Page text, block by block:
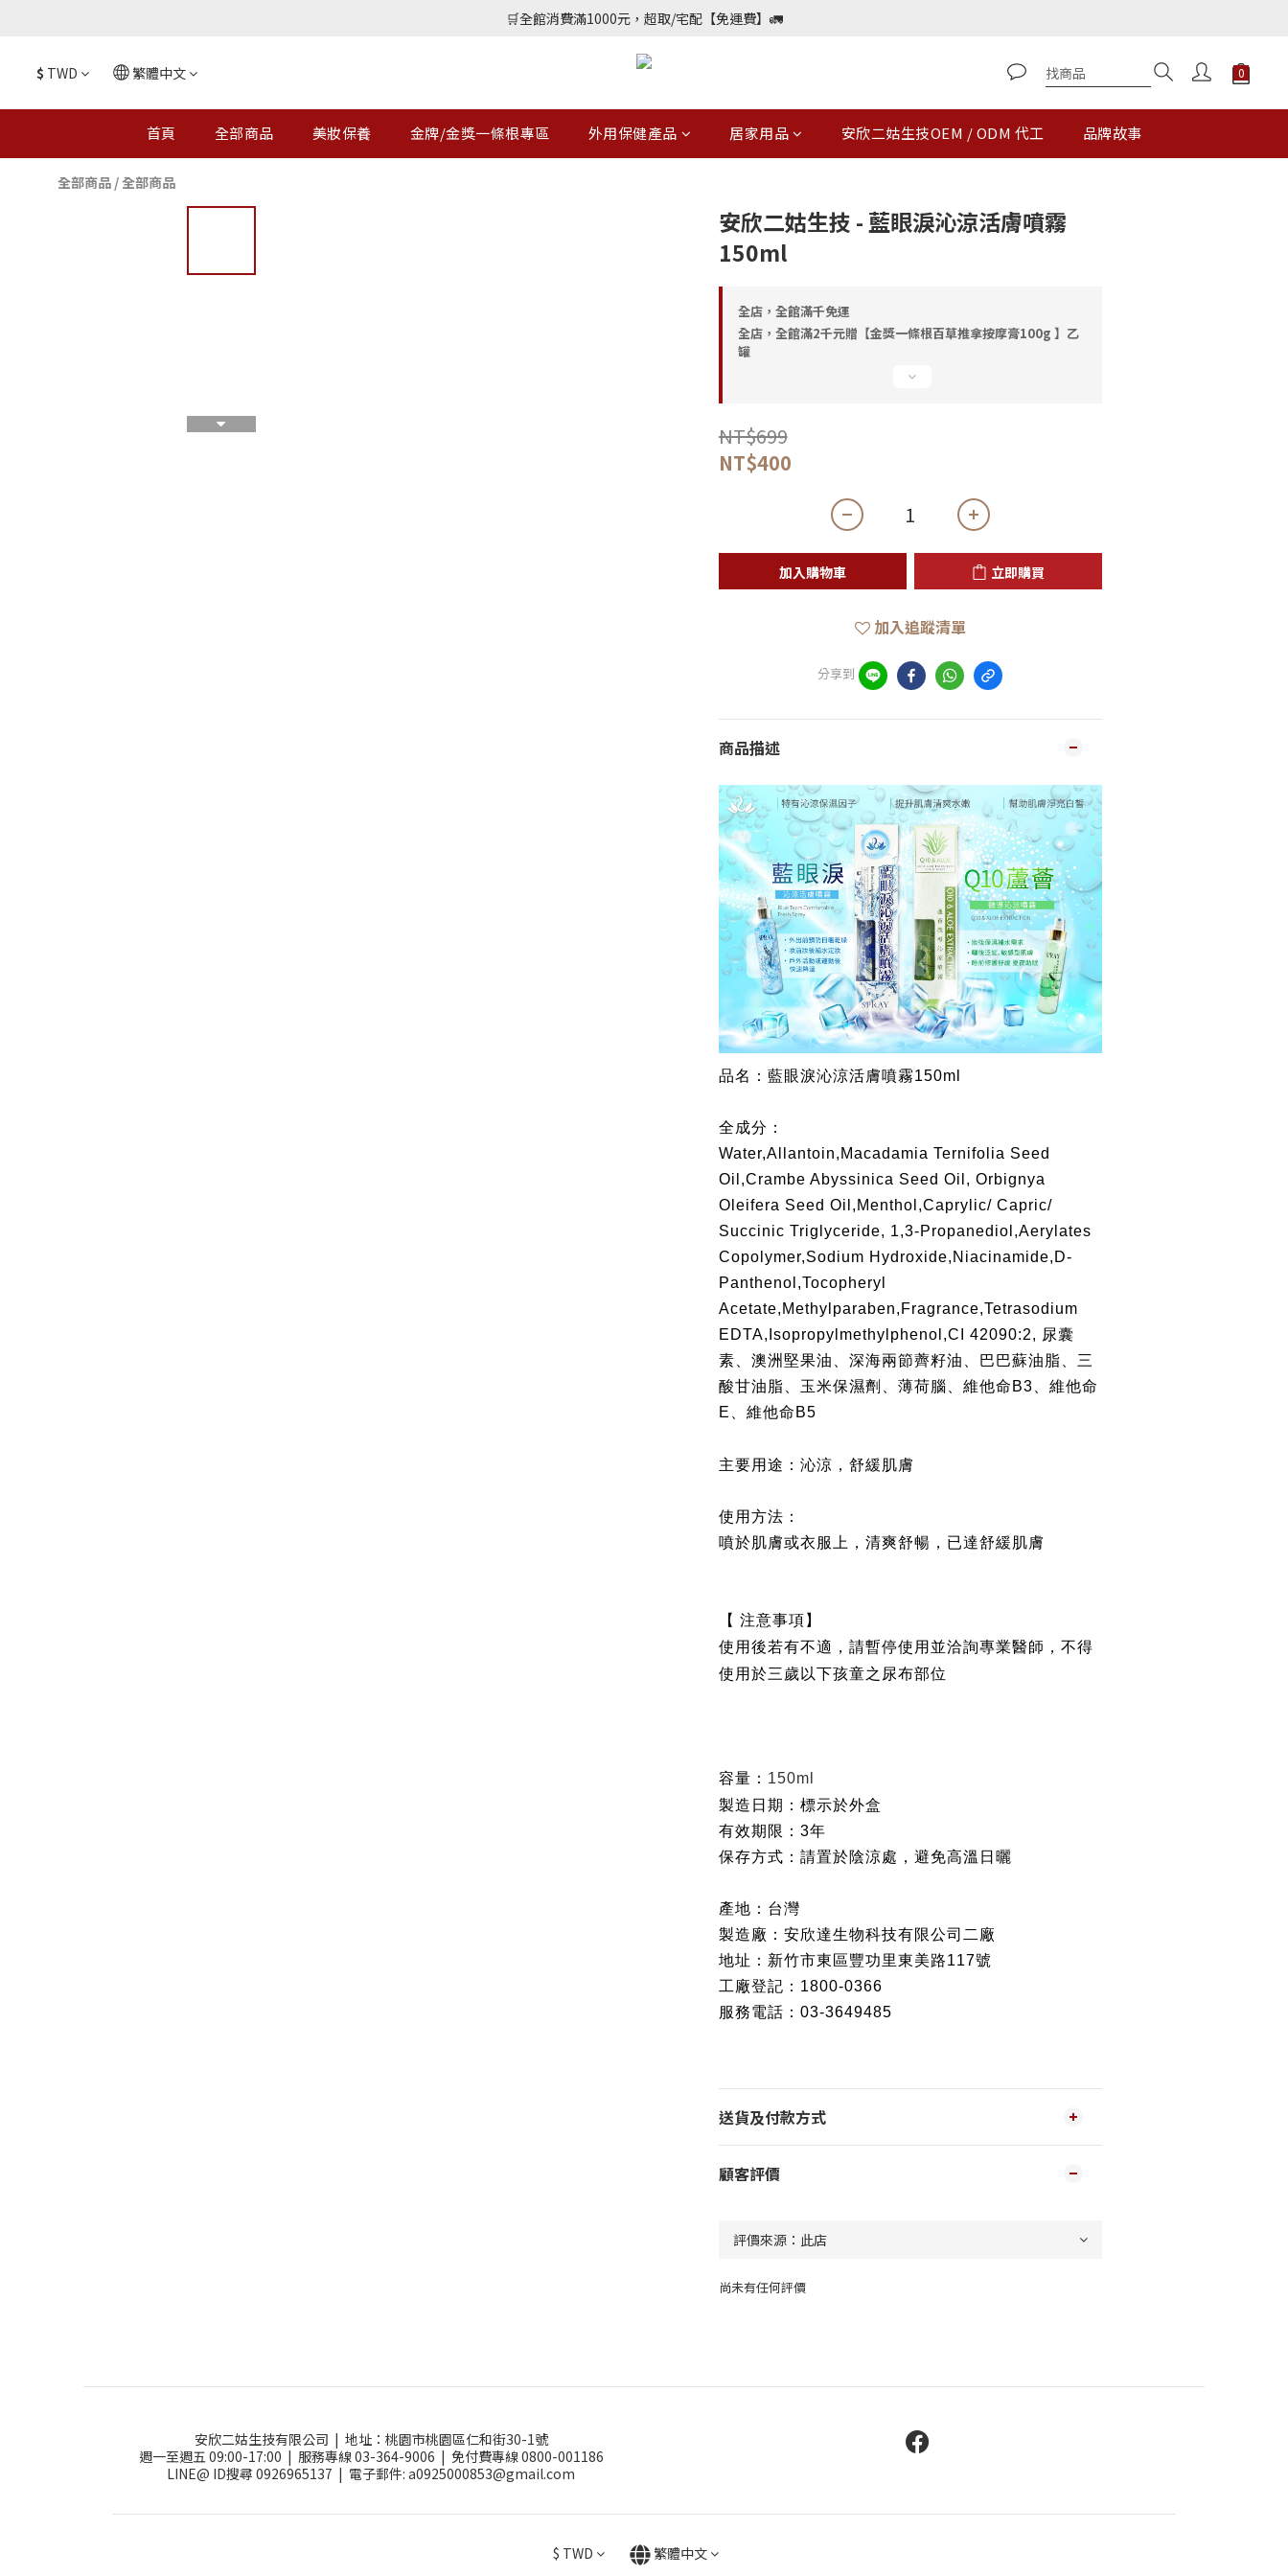
📢加入會員送購物金$150，勾選優惠通知不定期會員專屬好康
🛒全館消費滿1000元，超取/宅配【免運費】🚛
📢加入會員送購物金$150，勾選優惠通知不定期會員專屬好康
$ TWD 繁體中文
首頁 全部商品 美妝保養 金牌/金獎一條根專區 外用保健產品 居家用品 安欣二姑生技OEM / ODM 代工 品牌故事
全部商品 /全部商品
安欣二姑生技 - 藍眼淚沁涼活膚噴霧
150ml
全店，全館滿千免運
全店，全館滿2千元贈【金獎一條根百草推拿按摩膏100g 】乙
罐
NT$699
NT$400
加入購物車 立即購買
加入追蹤清單
分享到
商品描述
品名：藍眼淚沁涼活膚噴霧150ml
全成分：
Water,Allantoin,Macadamia Ternifolia Seed
Oil,Crambe Abyssinica Seed Oil, Orbignya
Oleifera Seed Oil,Menthol,Caprylic/ Capric/
Succinic Triglyceride, 1,3-Propanediol,Aerylates
Copolymer,Sodium Hydroxide,Niacinamide,D-
Panthenol,Tocopheryl
Acetate,Methylparaben,Fragrance,Tetrasodium
EDTA,Isopropylmethylphenol,CI 42090:2, 尿囊
素、澳洲堅果油、深海兩節薺籽油、巴巴蘇油脂、三
酸甘油脂、玉米保濕劑、薄荷腦、維他命B3、維他命
E、維他命B5
主要用途： 沁涼，舒緩肌膚
使用方法：
噴於肌膚或衣服上，清爽舒暢，已達舒緩肌膚
【 注意事項】
使用後若有不適，請暫停使用並洽詢專業醫師，不得
使用於三歲以下孩童之尿布部位
容量： 150ml
製造日期： 標示於外盒
有效期限：3年
保存方式：請置於陰涼處，避免高溫日曬
產地：台灣
製造廠：安欣達生物科技有限公司二廠
地址：新竹市東區豐功里東美路117號
工廠登記：1800-0366
服務電話：03-3649485
送貨及付款方式
顧客評價
尚未有任何評價
立即購買
安欣二姑生技有限公司 | 地址： 桃園市桃園區仁和街30-1號
週一至週五 09:00-17:00 | 服務專線 03-364-9006 | 免付費專線 0800-001186
LINE@ ID搜尋 0926965137 | 電子郵件: a0925000853@gmail.com
$ TWD 繁體中文